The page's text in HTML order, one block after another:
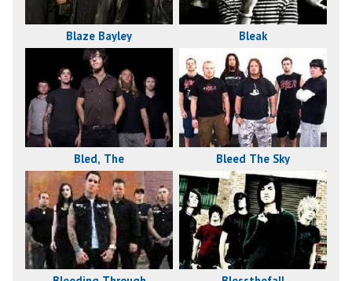
Blaze Bayley Bleak
Bled, The Bleed The Sky